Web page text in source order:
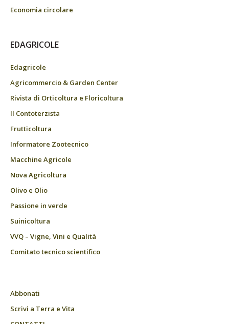
Economia circolare
EDAGRICOLE
Edagricole
Agricommercio & Garden Center
Rivista di Orticoltura e Floricoltura
Il Contoterzista
Frutticoltura
Informatore Zootecnico
Macchine Agricole
Nova Agricoltura
Olivo e Olio
Passione in verde
Suinicoltura
VVQ – Vigne, Vini e Qualità
Comitato tecnico scientifico
Abbonati
Scrivi a Terra e Vita